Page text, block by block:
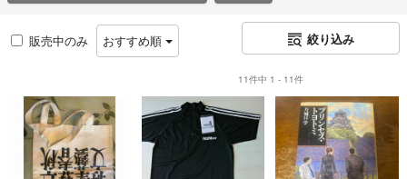
販売中のみ おすすめ順 絞り込み
11件中 1 - 11件